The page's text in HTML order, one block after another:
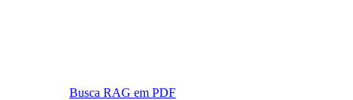
Busca RAG em PDF